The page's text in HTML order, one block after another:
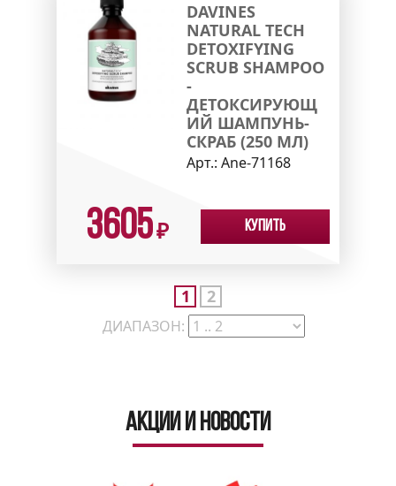
DAVINES
NATURAL TECH
DETOXIFYING
SCRUB SHAMPOO
-
ДЕТОКСИРУЮЩ
ИЙ ШАМПУНЬ-
СКРАБ (250 МЛ)
Арт.: Ane-71168
3605₽ Купить
1 2
ДИАПАЗОН:
Акции и новости